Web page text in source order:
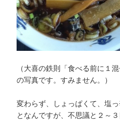
（大喜の鉄則「食べる前に１
の写真です。すみません。）
変わらず、しょっぱくて、塩
となんですが、不思議と２～３